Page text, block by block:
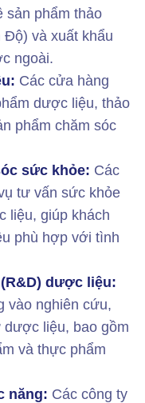
sản phẩm thảo
và xuất khẩu
ngoài.
Các cửa hàng
dược liệu, thảo
phẩm chăm sóc
sức khỏe: Các
tư vấn sức khỏe
liệu, giúp khách
phù hợp với tình
dược liệu:
vào nghiên cứu,
liệu, bao gồm
và thực phẩm
năng: Các công ty